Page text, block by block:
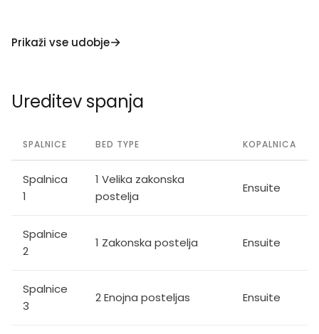
Vračljiva varščina za primer škode in strošek
500 evrov vračljive varščine za primer škode plačate
Odčitavanje števca bo vzeto na začetku in na koncu
električno energijo, porabljeno med vašim bivanjem,
ki jo bomo odšteli od vaše kavcije.
Prikaži vse udobje
Ureditev spanja
SPALNICE BED TYPE KOPALNICA
Spalnica
1
1 Velika zakonska
postelja
Ensuite
Spalnice
2
1 Zakonska postelja Ensuite
Spalnice
3
2 Enojna posteljas Ensuite